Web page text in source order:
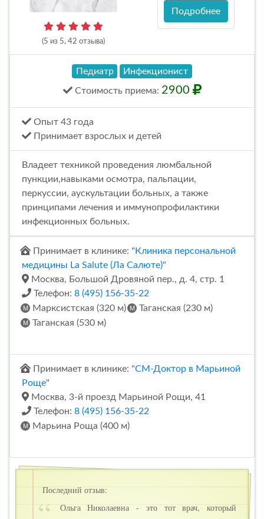
(5 из 5, 42 отзыва)
Подробнее
Педиатр Инфекционист
Стоимость приема: 2900
Опыт 43 года
Принимает взрослых и детей
Владеет техникой проведения люмбальной
пункции,навыками осмотра, пальпации,
перкуссии, аускультации больных, а также
принципами лечения и иммунопрофилактики
инфекционных больных.
Принимает в клинике: " Клиника персональной
медицины La Salute (Ла Салюте)"
Москва, Большой Дровяной пер., д. 4, стр. 1
Телефон: 8 (495) 156-35-22
Марксистская (320 м)
Таганская (230 м)
Таганская (530 м)
Принимает в клинике: "СМ-Доктор в Марьиной
Роще"
Москва, 3-й проезд Марьиной Рощи, 41
Телефон: 8 (495) 156-35-22
Марьина Роща (400 м)
Последний отзыв:
Ольга Николаевна - это тот врач, который